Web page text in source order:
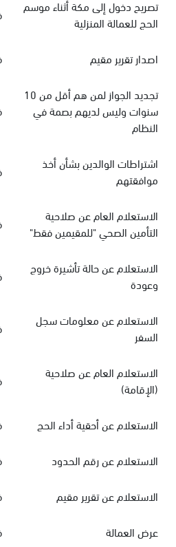
تصريح دخول إلى مكة أثناء موسم
الحج للعمالة المنزلية
اصدار تقرير مقيم
تجديد الجواز لمن هم أقل من 10
سنوات وليس لديهم بصمة في
النظام
اشتراطات الوالدين بشأن أخذ
موافقتهم
الاستعلام العام عن صلاحية
التأمين الصحي "للمقيمين فقط"
الاستعلام عن حالة تأشيرة خروج
وعودة
الاستعلام عن معلومات سجل
السفر
الاستعلام العام عن صلاحية
(الإقامة)
الاستعلام عن أحقية أداء الحج
الاستعلام عن رقم الحدود
الاستعلام عن تقرير مقيم
عرض العمالة